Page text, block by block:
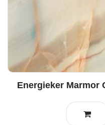
Energieker Marmor